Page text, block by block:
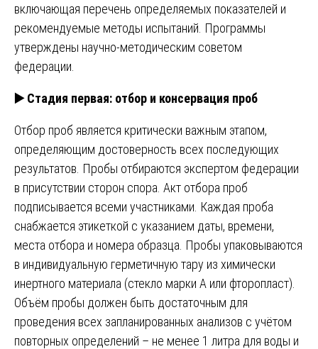
включающая перечень определяемых показателей и
рекомендуемые методы испытаний. Программы
утверждены научно-методическим советом
федерации.
▶️Стадия первая: отбор и консервация проб
Отбор проб является критически важным этапом,
определяющим достоверность всех последующих
результатов. Пробы отбираются экспертом федерации
в присутствии сторон спора. Акт отбора проб
подписывается всеми участниками. Каждая проба
снабжается этикеткой с указанием даты, времени,
места отбора и номера образца. Пробы упаковываются
в индивидуальную герметичную тару из химически
инертного материала (стекло марки А или фторопласт).
Объём пробы должен быть достаточным для
проведения всех запланированных анализов с учётом
повторных определений – не менее 1 литра для воды и